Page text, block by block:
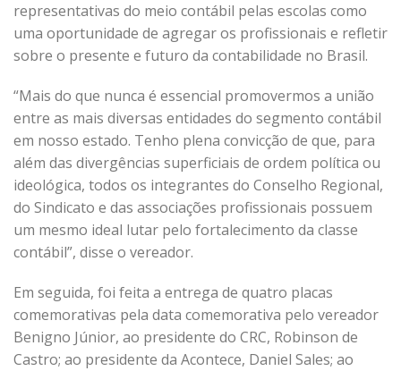
representativas do meio contábil pelas escolas como
uma oportunidade de agregar os profissionais e refletir
sobre o presente e futuro da contabilidade no Brasil.
“Mais do que nunca é essencial promovermos a união
entre as mais diversas entidades do segmento contábil
em nosso estado. Tenho plena convicção de que, para
além das divergências superficiais de ordem política ou
ideológica, todos os integrantes do Conselho Regional,
do Sindicato e das associações profissionais possuem
um mesmo ideal lutar pelo fortalecimento da classe
contábil”, disse o vereador.
Em seguida, foi feita a entrega de quatro placas
comemorativas pela data comemorativa pelo vereador
Benigno Júnior, ao presidente do CRC, Robinson de
Castro; ao presidente da Acontece, Daniel Sales; ao